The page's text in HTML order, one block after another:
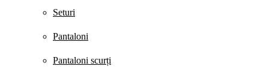
Seturi
Pantaloni
Pantaloni scurți